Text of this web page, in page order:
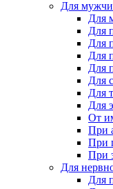
Для
Для
Для
Для
Для
Для
Для
Для
Для
От
При
При
При
Для
Для